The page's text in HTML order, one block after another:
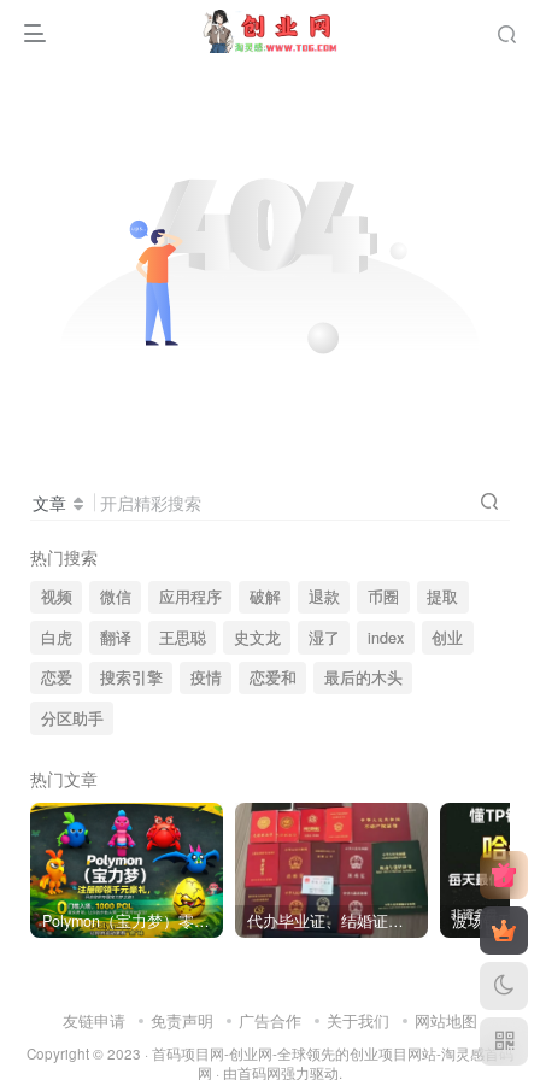
文章 开启精彩搜索
热门搜索
视频 微信 应用程序 破解 退款 币圈
提取
白虎
翻译 王思聪 史文龙 湿了 index
创业
恋爱
搜索引擎 疫情 恋爱和
最后的木头
分区助手
热门文章
Polymon（宝力梦）零撸链游天花板，稳定收益，轻松变现，今日全球首发！ 代办毕业证、结婚证、房产证、不动产权证书、离婚证、中专/大专/高中
友链申请 免责声明 广告合作 关于我们 网站地图
Copyright © 2023 · 首码项目网-创业网-全球领先的创业项目网站-淘灵感首码
网 · 由首码网强力驱动.